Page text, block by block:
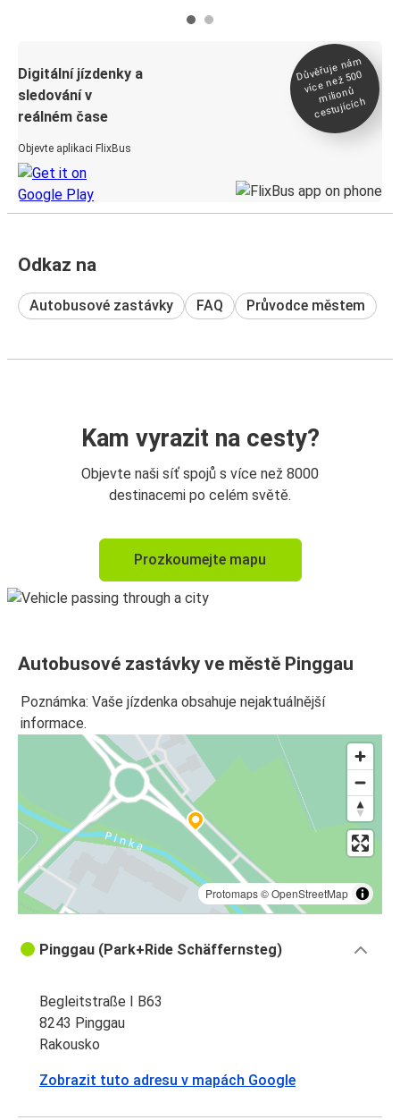
Digitální jízdenky a
sledování v
reálném čase
Objevte aplikaci FlixBus
Důvěřuje ná
m
více než 500
milionů
cestujících
Odkaz na
Autobusové zastávky FAQ Průvodce městem
Kam vyrazit na cesty?
Objevte naši síť spojů s více než 8000
destinacemi po celém světě.
Prozkoumejte mapu
Autobusové zastávky ve městě Pinggau
Poznámka: Vaše jízdenka obsahuje nejaktuálnější
informace.
Protomaps©OpenStreetMap
Pinggau (Park+Ride Schäffernsteg)
Begleitstraße I B63
8243 Pinggau
Rakousko
Zobrazit tuto adresu v mapách Google